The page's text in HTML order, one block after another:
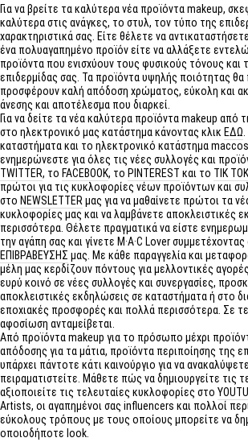
Για να βρείτε τα καλύτερα νέα προϊόντα makeup,
καλύτερα στις ανάγκες, το στυλ, τον τύπο της
χαρακτηριστικά σας. Είτε θέλετε να
ένα πολυαγαπημένο προϊόν είτε να αλλάξετε
προϊόντα που ενισχύουν τους φυσικούς τόνους και
επιδερμίδας σας. Τα προϊόντα υψηλής ποιότητας θα
προσφέρουν καλή απόδοση χρώματος, εύκολη και
άνεσης και αποτέλεσμα που διαρκεί.
Για να δείτε τα νέα καλύτερα προϊόντα makeup από
στο ηλεκτρονικό μας κατάστημα κάνοντας κλικ ΕΔΏ
καταστήματα και το ηλεκτρονικό κατάστημα
ενημερώνεστε για όλες τις νέες συλλογές και
TWITTER, το FACEBOOK, το PINTEREST και το TIK TOK
πρώτοι για τις κυκλοφορίες νέων προϊόντων και
στο NEWSLETTERμας για να μαθαίνετε πρώτοι τα
κυκλοφορίες μας και να λαμβάνετε αποκλειστικές
περισσότερα. Θέλετε πραγματικά να είστε
την αγάπη σας και γίνετε M·A·C Lover
ΕΠΙΒΡΆΒΕΥΣΉΣ μας. Με κάθε παραγγελία και
μέλη μας κερδίζουν πόντους για μελλοντικές
ευρύ κοινό σε νέες συλλογές και συνεργασίες,
αποκλειστικές εκδηλώσεις σε καταστήματα ή στο
εποχιακές προσφορές και πολλά περισσότερα. Σε
αφοσίωση ανταμείβεται.
Από προϊόντα makeup για το πρόσωπο μέχρι
απόδοσης για τα μάτια, προϊόντα περιποίησης της
υπάρχει πάντοτε κάτι καινούργιο για να
πειραματιστείτε. Μάθετε πώς να δημιουργείτε τις
αξιοποιείτε τις τελευταίες κυκλοφορίες στο
Artists, οι αγαπημένοι σας influencers και πολλοί
εύκολους τρόπους με τους οποίους μπορείτε να
οποιοδήποτε look.